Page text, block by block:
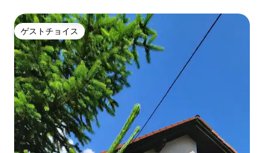
ゲストチョイス
ゲストチョイス